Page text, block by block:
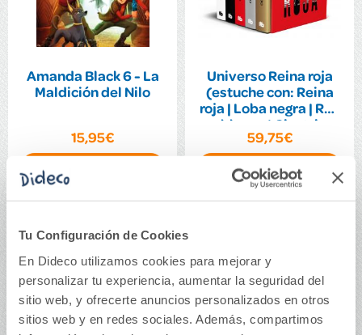
Tu Configuración de Cookies
En Dideco utilizamos cookies para mejorar y
personalizar tu experiencia, aumentar la seguridad del
sitio web, y ofrecerte anuncios personalizados en otros
sitios web y en redes sociales. Además, compartimos
Amanda Black 6 - La
Maldición del Nilo
15,95€
Universo Reina roja
(estuche con: Reina
roja | Loba negra | Rey
blanco | Cicatri
59,75€
Comprar